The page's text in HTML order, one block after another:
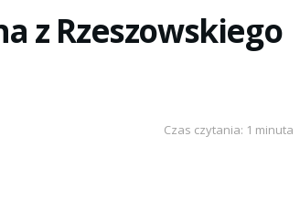
z Rzeszowskiego
Czas czytania: 1 minuta